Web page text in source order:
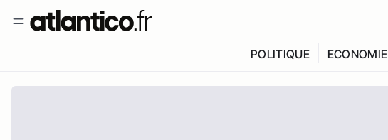
POLITIQUE ECONOMIE